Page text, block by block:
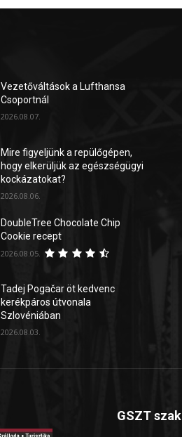
Vezetőváltások a Lufthansa
Csoportnál
2026.08.07.
Mire figyeljünk a repülőgépen,
hogy elkerüljük az egészségügyi
kockázatokat?
2026.08.06.
DoubleTree Chocolate Chip
Cookie recept
2026.08.05.
Tadej Pogačar öt kedvenc
kerékpáros útvonala
Szlovéniában
2026.08.03.
GSZT